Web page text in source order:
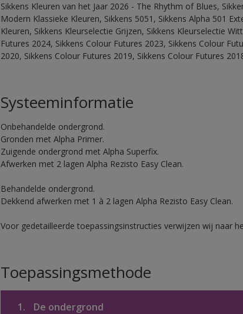
Sikkens Kleuren van het Jaar 2026 - The Rhythm of Blues,
Modern Klassieke Kleuren, Sikkens 5051, Sikkens Alpha 501
Kleuren, Sikkens Kleurselectie Grijzen, Sikkens Kleurselectie
Futures 2024, Sikkens Colour Futures 2023, Sikkens Colour
2020, Sikkens Colour Futures 2019, Sikkens Colour Futures
Systeeminformatie
Onbehandelde ondergrond.
Gronden met Alpha Primer.
Zuigende ondergrond met Alpha Superfix.
Afwerken met 2 lagen Alpha Rezisto Easy Clean.
Behandelde ondergrond.
Dekkend afwerken met 1 à 2 lagen Alpha Rezisto Easy Clean.
Voor gedetailleerde toepassingsinstructies verwijzen wij naar
Toepassingsmethode
1. De ondergrond